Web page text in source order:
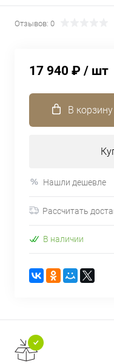
Отзывов: 0
17 940 ₽ / шт
В корзину
Нашли дешевле
Рассчитать
В наличии